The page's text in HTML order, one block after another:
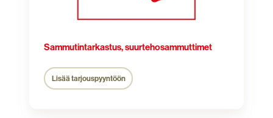
Sammutintarkastus, suurtehosammuttimet
Lisää tarjouspyyntöön